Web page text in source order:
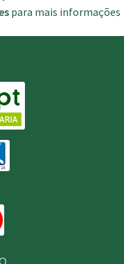
para mais informações